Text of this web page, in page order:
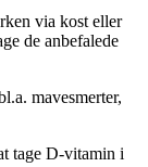
via kost eller
de anbefalede
mavesmerter,
tage D-vitamin i